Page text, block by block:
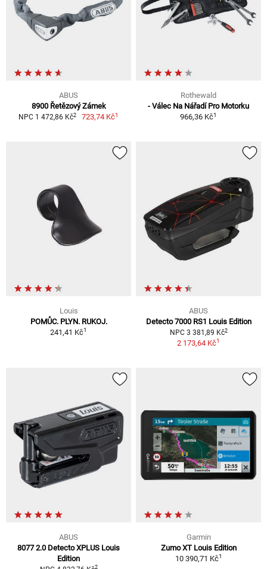
ABUS
8900 Řetězový Zámek
NPC 1 472,86 Kč2 723,74 Kč1
Rothewald
- Válec Na Nářadí Pro Motorku
966,36 Kč1
Louis
POMŮC. PLYN. RUKOJ.
241,41 Kč1
ABUS
Detecto 7000 RS1 Louis Edition
NPC 3 381,89 Kč2
2 173,64 Kč1
ABUS
8077 2.0 Detecto XPLUS Louis
Edition
2
Garmin
Zumo XT Louis Edition
10 390,71 Kč1